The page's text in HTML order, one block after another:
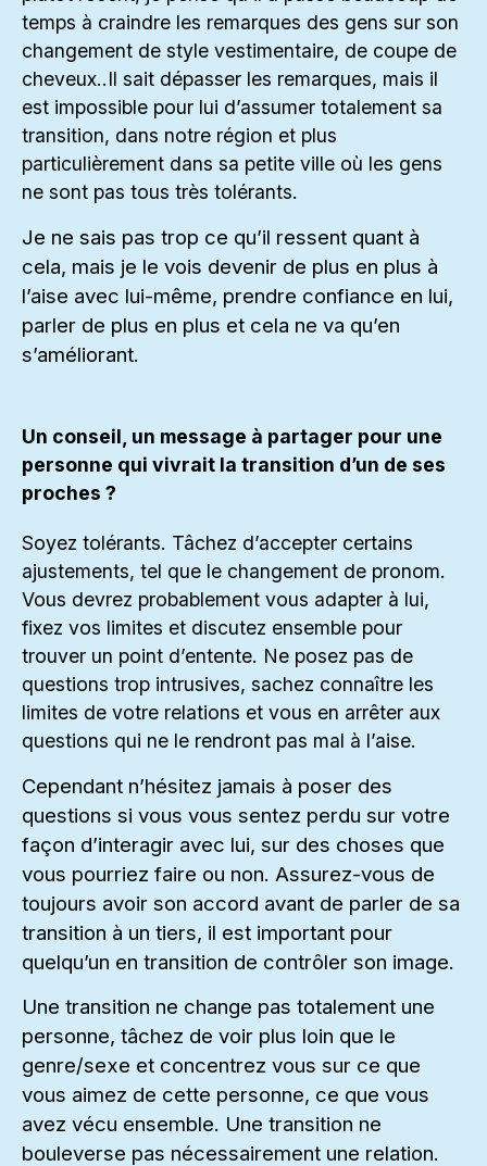
temps à craindre les remarques des gens sur son
changement de style vestimentaire, de coupe de
cheveux..Il sait dépasser les remarques, mais il
est impossible pour lui d’assumer totalement sa
transition, dans notre région et plus
particulièrement dans sa petite ville où les gens
ne sont pas tous très tolérants.
Je ne sais pas trop ce qu’il ressent quant à
cela, mais je le vois devenir de plus en plus à
l’aise avec lui-même, prendre confiance en lui,
parler de plus en plus et cela ne va qu’en
s’améliorant.
Un conseil, un message à partager pour une
personne qui vivrait la transition d’un de ses
proches ?
Soyez tolérants. Tâchez d’accepter certains
ajustements, tel que le changement de pronom.
Vous devrez probablement vous adapter à lui,
fixez vos limites et discutez ensemble pour
trouver un point d’entente. Ne posez pas de
questions trop intrusives, sachez connaître les
limites de votre relations et vous en arrêter aux
questions qui ne le rendront pas mal à l’aise.
Cependant n’hésitez jamais à poser des
questions si vous vous sentez perdu sur votre
façon d’interagir avec lui, sur des choses que
vous pourriez faire ou non. Assurez-vous de
toujours avoir son accord avant de parler de sa
transition à un tiers, il est important pour
quelqu’un en transition de contrôler son image.
Une transition ne change pas totalement une
personne, tâchez de voir plus loin que le
genre/sexe et concentrez vous sur ce que
vous aimez de cette personne, ce que vous
avez vécu ensemble. Une transition ne
bouleverse pas nécessairement une relation.